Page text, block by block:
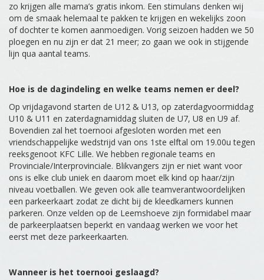
zo krijgen alle mama’s gratis inkom. Een stimulans denken wij
om de smaak helemaal te pakken te krijgen en wekelijks zoon
of dochter te komen aanmoedigen. Vorig seizoen hadden we 50
ploegen en nu zijn er dat 21 meer; zo gaan we ook in stijgende
lijn qua aantal teams.
Hoe is de dagindeling en welke teams nemen er deel?
Op vrijdagavond starten de U12 & U13, op zaterdagvoormiddag
U10 & U11 en zaterdagnamiddag sluiten de U7, U8 en U9 af.
Bovendien zal het toernooi afgesloten worden met een
vriendschappelijke wedstrijd van ons 1ste elftal om 19.00u tegen
reeksgenoot KFC Lille. We hebben regionale teams en
Provinciale/Interprovinciale. Blikvangers zijn er niet want voor
ons is elke club uniek en daarom moet elk kind op haar/zijn
niveau voetballen. We geven ook alle teamverantwoordelijken
een parkeerkaart zodat ze dicht bij de kleedkamers kunnen
parkeren. Onze velden op de Leemshoeve zijn formidabel maar
de parkeerplaatsen beperkt en vandaag werken we voor het
eerst met deze parkeerkaarten.
Wanneer is het toernooi geslaagd?